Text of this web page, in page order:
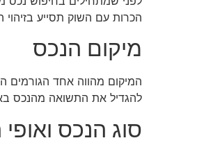
הכרות עם השוק תסייע בזיהוי
מיקום הנכס
המיקום מהווה אחד הגורמים
להגדיל את התשואה מהנכס
סוג הנכס